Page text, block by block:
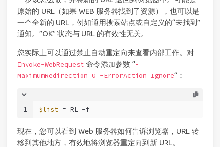
原始的 URL（如果 WEB 服务器找到了资源），也可以是
一个全新的 URL，例如通用搜索站点或自定义的“未找到”
通知。”OK” 状态与 URL 的有效性无关。
您实际上可以通过禁止自动重定向来查看内部工作。对
Invoke-WebRequest 命令添加参数 “-
MaximumRedirection 0 -ErrorAction Ignore“：
1 $list = RL -f
现在，您可以看到 Web 服务器如何告诉浏览器，URL 转
移到其他地方，有效地将浏览器重定向到新 URL。